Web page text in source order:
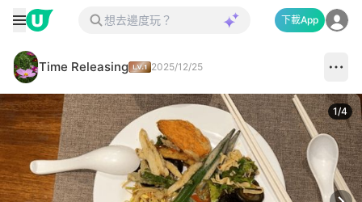
下載App
Time Releasing 2025/12/25
1/4